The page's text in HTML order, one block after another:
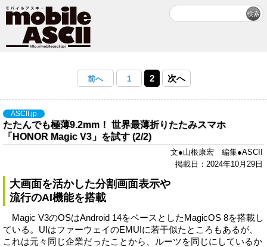
前へ 1 2 次へ
ASCII.jp
たたんでも極薄9.2mm！ 世界最薄折りたたみスマホ
「HONOR Magic V3」を試す (2/2)
文●山根康宏 編集●ASCII
掲載日：2024年10月29日
大画面を活かした分割画面表示や
流行のAI機能を搭載
Magic V3のOSはAndroid 14をベースとしたMagicOS 8を搭載し
ている。UIはファーウェイのEMUIに若干似たところもあるが、
これは元々同じ企業だったことから、ルーツを同じにしているか